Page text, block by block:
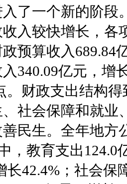
了一个新的阶段
入较快增长，各
预算收入689.84
340.09亿元，增
。财政支出结构
社会保障和就业
民生。全年地方
，教育支出
长42.4%；社会保